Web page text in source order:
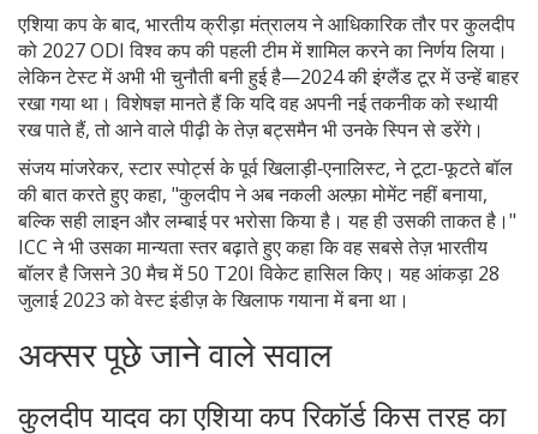
एशिया कप के बाद, भारतीय क्रीड़ा मंत्रालय ने आधिकारिक तौर पर कुलदीप
को 2027 ODI विश्व कप की पहली टीम में शामिल करने का निर्णय लिया।
लेकिन टेस्ट में अभी भी चुनौती बनी हुई है—2024 की इंग्लैंड टूर में उन्हें बाहर
रखा गया था। विशेषज्ञ मानते हैं कि यदि वह अपनी नई तकनीक को स्थायी
रख पाते हैं, तो आने वाले पीढ़ी के तेज़ बट्समैन भी उनके स्पिन से डरेंगे।
संजय मांजरेकर, स्टार स्पोर्ट्स के पूर्व खिलाड़ी‑एनालिस्ट, ने टूटा-फूटते बॉल
की बात करते हुए कहा, "कुलदीप ने अब नकली अल्फ़ा मोमेंट नहीं बनाया,
बल्कि सही लाइन और लम्बाई पर भरोसा किया है। यह ही उसकी ताकत है।"
ICC ने भी उसका मान्यता स्तर बढ़ाते हुए कहा कि वह सबसे तेज़ भारतीय
बॉलर है जिसने 30 मैच में 50 T20I विकेट हासिल किए। यह आंकड़ा 28
जुलाई 2023 को वेस्ट इंडीज़ के खिलाफ गयाना में बना था।
अक्सर पूछे जाने वाले सवाल
कुलदीप यादव का एशिया कप रिकॉर्ड किस तरह का